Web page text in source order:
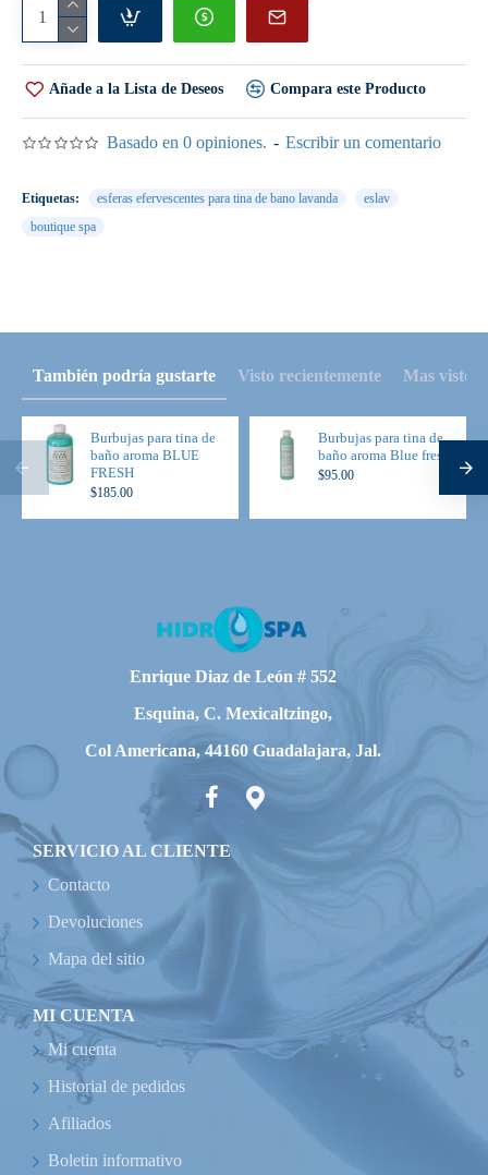
Basado en 0 opiniones. - Escribir un comentario
Añade a la Lista de Deseos Compara este Producto
Etiquetas: esferas efervescentes para tina de bano lavanda
eslav
boutique spa
También podría gustarte Visto recientemente Mas visto
Burbujas para tina de
baño aroma BLUE
FRESH
$185.00
Burbujas para tina de
baño aroma Blue fresh
$95.00
Enrique Diaz de León # 552
Esquina, C. Mexicaltzingo,
Col Americana, 44160 Guadalajara, Jal.
SERVICIO AL CLIENTE
Contacto
Devoluciones
Mapa del sitio
MI CUENTA
Mi cuenta
Historial de pedidos
Afiliados
Boletin informativo